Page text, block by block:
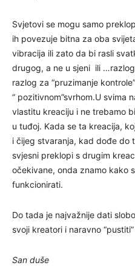
Svjetovi se mogu samo
ih povezuje bitna za oba
vibracija ili zato da bi rasli
drugog, a ne u sjeni ili
razlog za “pruzimanje
“ pozitivnom”svrhom.U svima
vlastitu kreaciju i ne trebamo
u tuđoj. Kada se ta kreacija,
i čijeg stvaranja, kad dođe do
svjesni preklopi s drugim
očekivane, onda znamo kako
funkcionirati.
Do tada je najvažnije dati
svoji kreatori i naravno
San duše